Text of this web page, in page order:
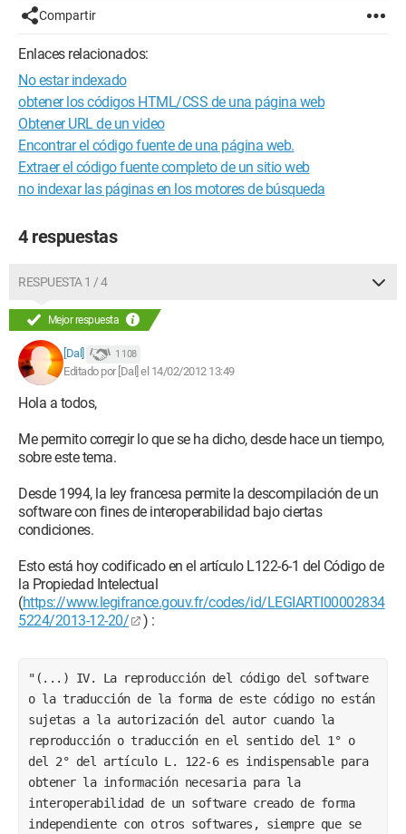
64 BitCompartir
Enlaces relacionados:
No estar indexado
obtener los códigos HTML/CSS de una página web
Obtener URL de un video
Encontrar el código fuente de una página web.
Extraer el código fuente completo de un sitio web
no indexar las páginas en los motores de búsqueda
4 respuestas
RESPUESTA 1 / 4
Mejor respuesta
[Dal] 1 108
Editado por [Dal] el 14/02/2012 13:49
Hola a todos,
Me permito corregir lo que se ha dicho, desde hace un tiempo,
sobre este tema.
Desde 1994, la ley francesa permite la descompilación de un
software con fines de interoperabilidad bajo ciertas
condiciones.
Esto está hoy codificado en el artículo L122-6-1 del Código de
la Propiedad Intelectual
(https://www.legifrance.gouv.fr/codes/id/LEGIARTI00002834
5224/2013-12-20/
) :
"(...) IV. La reproducción del código del software
o la traducción de la forma de este código no están
sujetas a la autorización del autor cuando la
reproducción o traducción en el sentido del 1° o
del 2° del artículo L. 122-6 es indispensable para
obtener la información necesaria para la
interoperabilidad de un software creado de forma
independiente con otros softwares, siempre que se